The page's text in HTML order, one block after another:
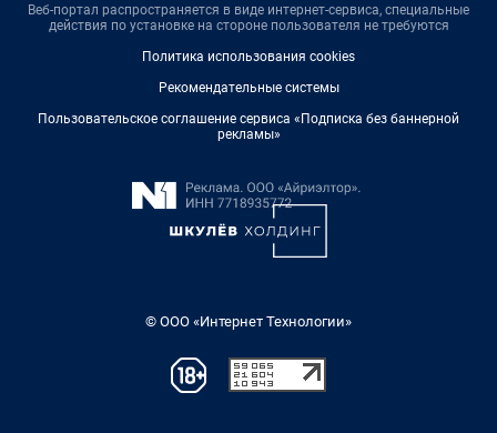
Веб-портал распространяется в виде интернет-сервиса, специальные
действия по установке на стороне пользователя не требуются
Политика использования cookies
Рекомендательные системы
Пользовательское соглашение сервиса «Подписка без баннерной
рекламы»
© ООО «Интернет Технологии»